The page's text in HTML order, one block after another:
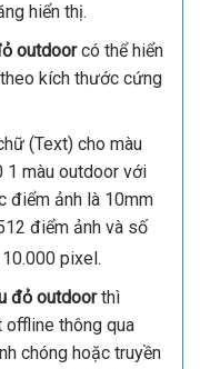
hiển thị.
outdoorcó thể hiển
kích thước cứng
(Text) cho màu
1 màu outdoor với
điểm ảnh là 10mm
điểm ảnh và số
pixel.
đỏ outdoorthì
offline thông qua
chóng hoặc truyền